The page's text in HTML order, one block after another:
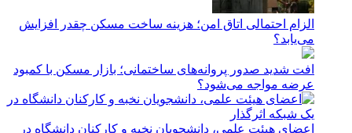
الزام احتمالی اتاق امن؛ هزینه ساخت مسکن چقدر افزایش
می‌یابد؟
افت شدید صدور پروانه‌های ساختمانی؛ بازار مسکن با کمبود
عرضه مواجه می‌شود؟
اعضای هیئت علمی، دانشجویان نخبه و کارکنان دانشگاه در